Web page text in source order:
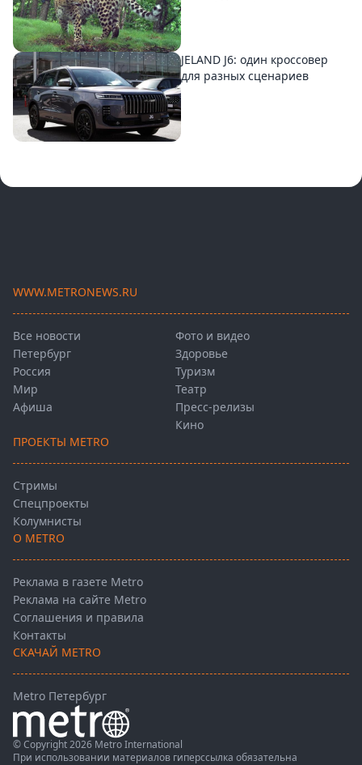
JELAND J6: один кроссовер
для разных сценариев
WWW.METRONEWS.RU
Все новости
Петербург
Россия
Мир
Афиша
Фото и видео
Здоровье
Туризм
Театр
Пресс-релизы
Кино
ПРОЕКТЫ METRO
Стримы
Спецпроекты
Колумнисты
О METRO
Реклама в газете Metro
Реклама на сайте Metro
Соглашения и правила
Контакты
СКАЧАЙ METRO
Metro Петербург
© Copyright 2026 Metro International
При использовании материалов гиперссылка обязательна